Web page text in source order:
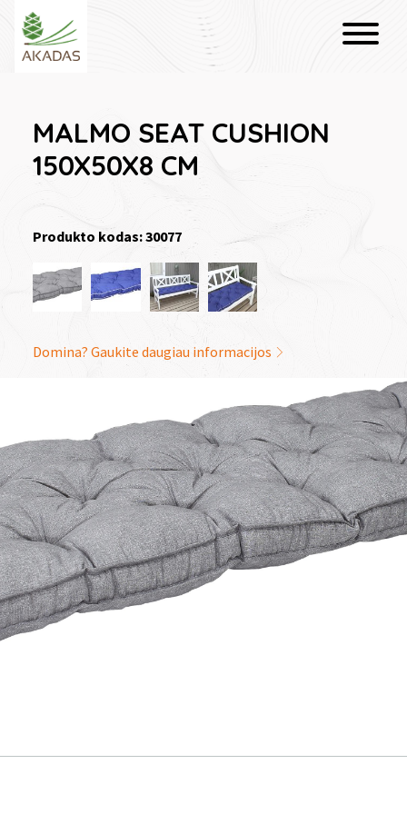
MALMO SEAT CUSHION
150X50X8 CM
Produkto kodas: 30077
Domina? Gaukite daugiau informacijos